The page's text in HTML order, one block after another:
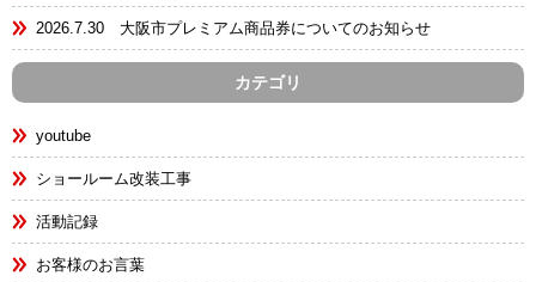
2026.7.30 大阪市プレミアム商品券についてのお知らせ
カテゴリ
youtube
ショールーム改装工事
活動記録
お客様のお言葉